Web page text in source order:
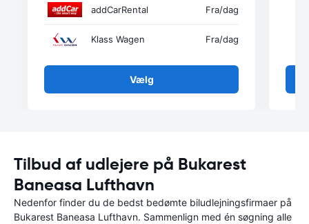
addCarRental Fra/dag
Klass Wagen Fra/dag
Vælg
Tilbud af udlejere på Bukarest
Baneasa Lufthavn
Nedenfor finder du de bedst bedømte biludlejningsfirmaer på
Bukarest Baneasa Lufthavn. Sammenlign med én søgning alle